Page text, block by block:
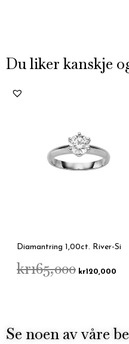
Du liker kanskje
Diamantring 1,00ct. River-Si
kr165,000 kr120,000
Se noen av våre